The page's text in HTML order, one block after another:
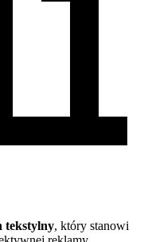
tekstylny, który stanowi